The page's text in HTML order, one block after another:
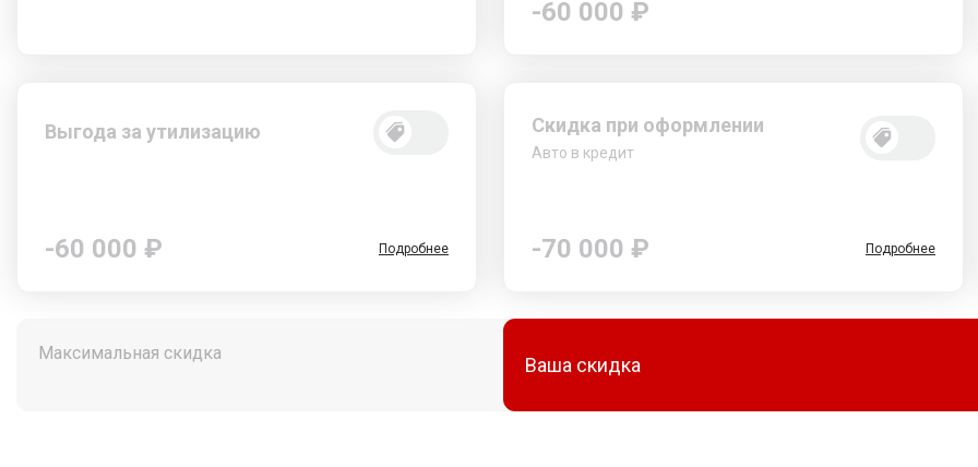
-60 000 ₽
Выгода за утилизацию
-60 000 ₽ Подробнее
Скидка при оформлении
Авто в кредит
-70 000 ₽ Подробнее
Максимальная скидка
Ваша скидка